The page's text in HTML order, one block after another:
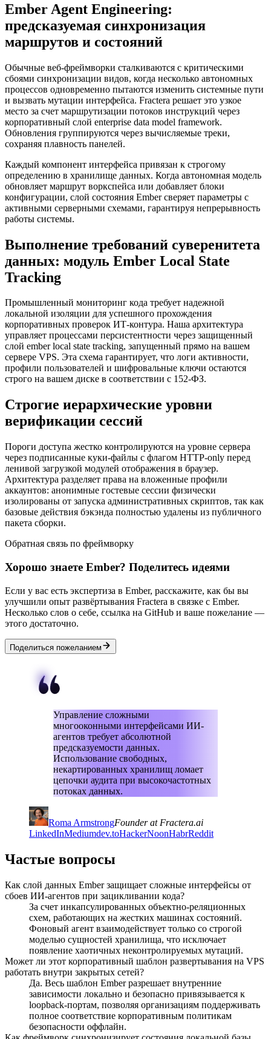
Ember Agent Engineering:
предсказуемая синхронизация
маршрутов и состояний
Обычные веб-фреймворки сталкиваются с критическими
сбоями синхронизации видов, когда несколько автономных
процессов одновременно пытаются изменить системные пути
и вызвать мутации интерфейса. Fractera решает это узкое
место за счет маршрутизации потоков инструкций через
корпоративный слой enterprise data model framework.
Обновления группируются через вычисляемые треки,
сохраняя плавность панелей.
Каждый компонент интерфейса привязан к строгому
определению в хранилище данных. Когда автономная модель
обновляет маршрут воркспейса или добавляет блоки
конфигурации, слой состояния Ember сверяет параметры с
активными серверными схемами, гарантируя непрерывность
работы системы.
Выполнение требований суверенитета
данных: модуль Ember Local State
Tracking
Промышленный мониторинг кода требует надежной
локальной изоляции для успешного прохождения
корпоративных проверок ИТ-контура. Наша архитектура
управляет процессами персистентности через защищенный
слой ember local state tracking, запущенный прямо на вашем
сервере VPS. Эта схема гарантирует, что логи активности,
профили пользователей и шифровальные ключи остаются
строго на вашем диске в соответствии с 152-ФЗ.
Строгие иерархические уровни
верификации сессий
Пороги доступа жестко контролируются на уровне сервера
через подписанные куки-файлы с флагом HTTP-only перед
ленивой загрузкой модулей отображения в браузер.
Архитектура разделяет права на вложенные профили
аккаунтов: анонимные гостевые сессии физически
изолированы от запуска административных скриптов, так как
базовые действия бэкэнда полностью удалены из публичного
пакета сборки.
Обратная связь по фреймворку
Хорошо знаете Ember? Поделитесь идеями
Если у вас есть экспертиза в Ember, расскажите, как бы вы
улучшили опыт развёртывания Fractera в связке с Ember.
Несколько слов о себе, ссылка на GitHub и ваше пожелание —
этого достаточно.
Поделиться пожеланием
Управление сложными
многооконными интерфейсами ИИ-
агентов требует абсолютной
предсказуемости данных.
Использование свободных,
некартированных хранилищ ломает
цепочки аудита при высокочастотных
потоках данных.
Roma ArmstrongFounder at Fractera.ai
LinkedInMediumdev.toHackerNoonHabrReddit
Частые вопросы
Как слой данных Ember защищает сложные интерфейсы от
сбоев ИИ-агентов при зацикливании кода?
За счет инкапсулированных объектно-реляционных
схем, работающих на жестких машинах состояний.
Фоновый агент взаимодействует только со строгой
моделью сущностей хранилища, что исключает
появление хаотичных неконтролируемых мутаций.
Может ли этот корпоративный шаблон развертывания на VPS
работать внутри закрытых сетей?
Да. Весь шаблон Ember разрешает внутренние
зависимости локально и безопасно привязывается к
loopback-портам, позволяя организациям поддерживать
полное соответствие корпоративным политикам
безопасности оффлайн.